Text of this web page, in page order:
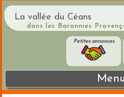
La vallée du Céans
dans les Baronnies
Petites annonces
Menu